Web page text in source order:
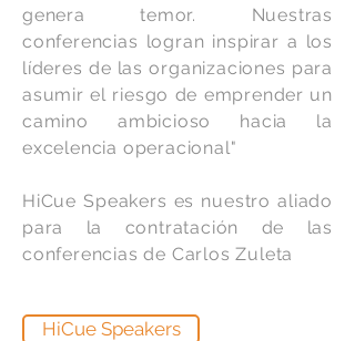
genera temor. Nuestras
conferencias logran inspirar a los
líderes de las organizaciones para
asumir el riesgo de emprender un
camino ambicioso hacia la
excelencia operacional"
HiCue Speakers es nuestro aliado
para la contratación de las
conferencias de Carlos Zuleta
HiCue Speakers